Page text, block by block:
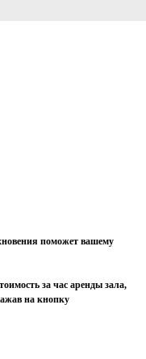
поможет вашему
за час аренды зала,
на кнопку